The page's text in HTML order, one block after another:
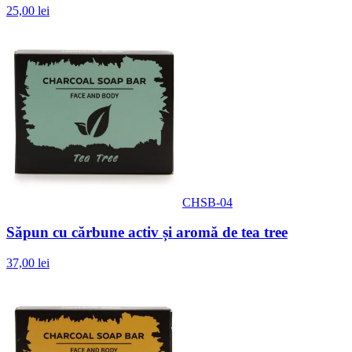
25,00 lei
CHSB-04
Săpun cu cărbune activ și aromă de tea tree
37,00 lei